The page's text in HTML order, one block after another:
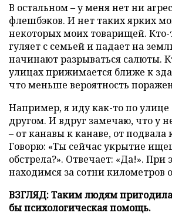
В остальном – у меня нет ни
флешбэков. И нет таких ярких
некоторых моих товарищей.
гуляет с семьей и падает на
начинают разрываться салюты.
улицах прижимается ближе к
что меньше вероятность
Например, я иду как-то по
другом. И вдруг замечаю, что у
– от канавы к канаве, от подвала
Говорю: «Ты сейчас укрытие
обстрела?». Отвечает: «Да!».
находимся за сотни километров
ВЗГЛЯД: Таким людям
быпсихологическая помощь.